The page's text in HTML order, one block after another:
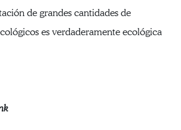
de grandes cantidades de
es verdaderamente ecológica